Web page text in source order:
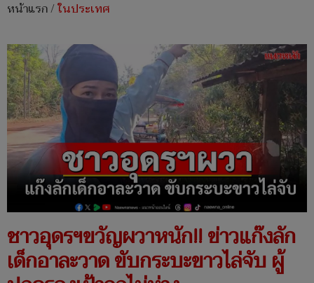
หน้าแรก/ในประเทศ
ชาวอุดรฯขวัญผวาหนัก!! ข่าวแก๊งลัก
เด็กอาละวาด ขับกระบะขาวไล่จับ ผู้